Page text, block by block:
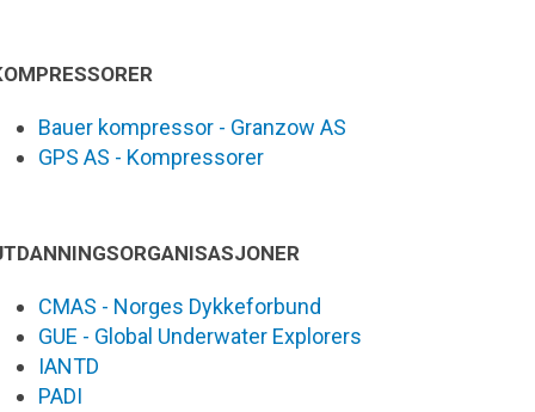
Bauer kompressor - Granzow AS
GPS AS - Kompressorer
CMAS - Norges Dykkeforbund
GUE - Global Underwater Explorers
IANTD
PADI